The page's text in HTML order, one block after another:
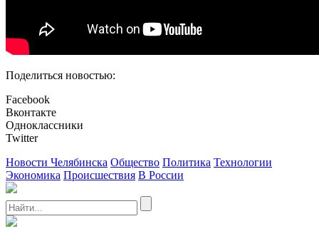
Поделиться новостью:
Facebook
Вконтакте
Одноклассники
Twitter
Новости Челябинска Общество Политика Технологии
Экономика Происшествия В России